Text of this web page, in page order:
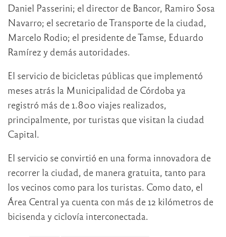
Daniel Passerini; el director de Bancor, Ramiro Sosa
Navarro; el secretario de Transporte de la ciudad,
Marcelo Rodio; el presidente de Tamse, Eduardo
Ramírez y demás autoridades.
El servicio de bicicletas públicas que implementó
meses atrás la Municipalidad de Córdoba ya
registró más de 1.800 viajes realizados,
principalmente, por turistas que visitan la ciudad
Capital.
El servicio se convirtió en una forma innovadora de
recorrer la ciudad, de manera gratuita, tanto para
los vecinos como para los turistas. Como dato, el
Área Central ya cuenta con más de 12 kilómetros de
bicisenda y ciclovía interconectada.